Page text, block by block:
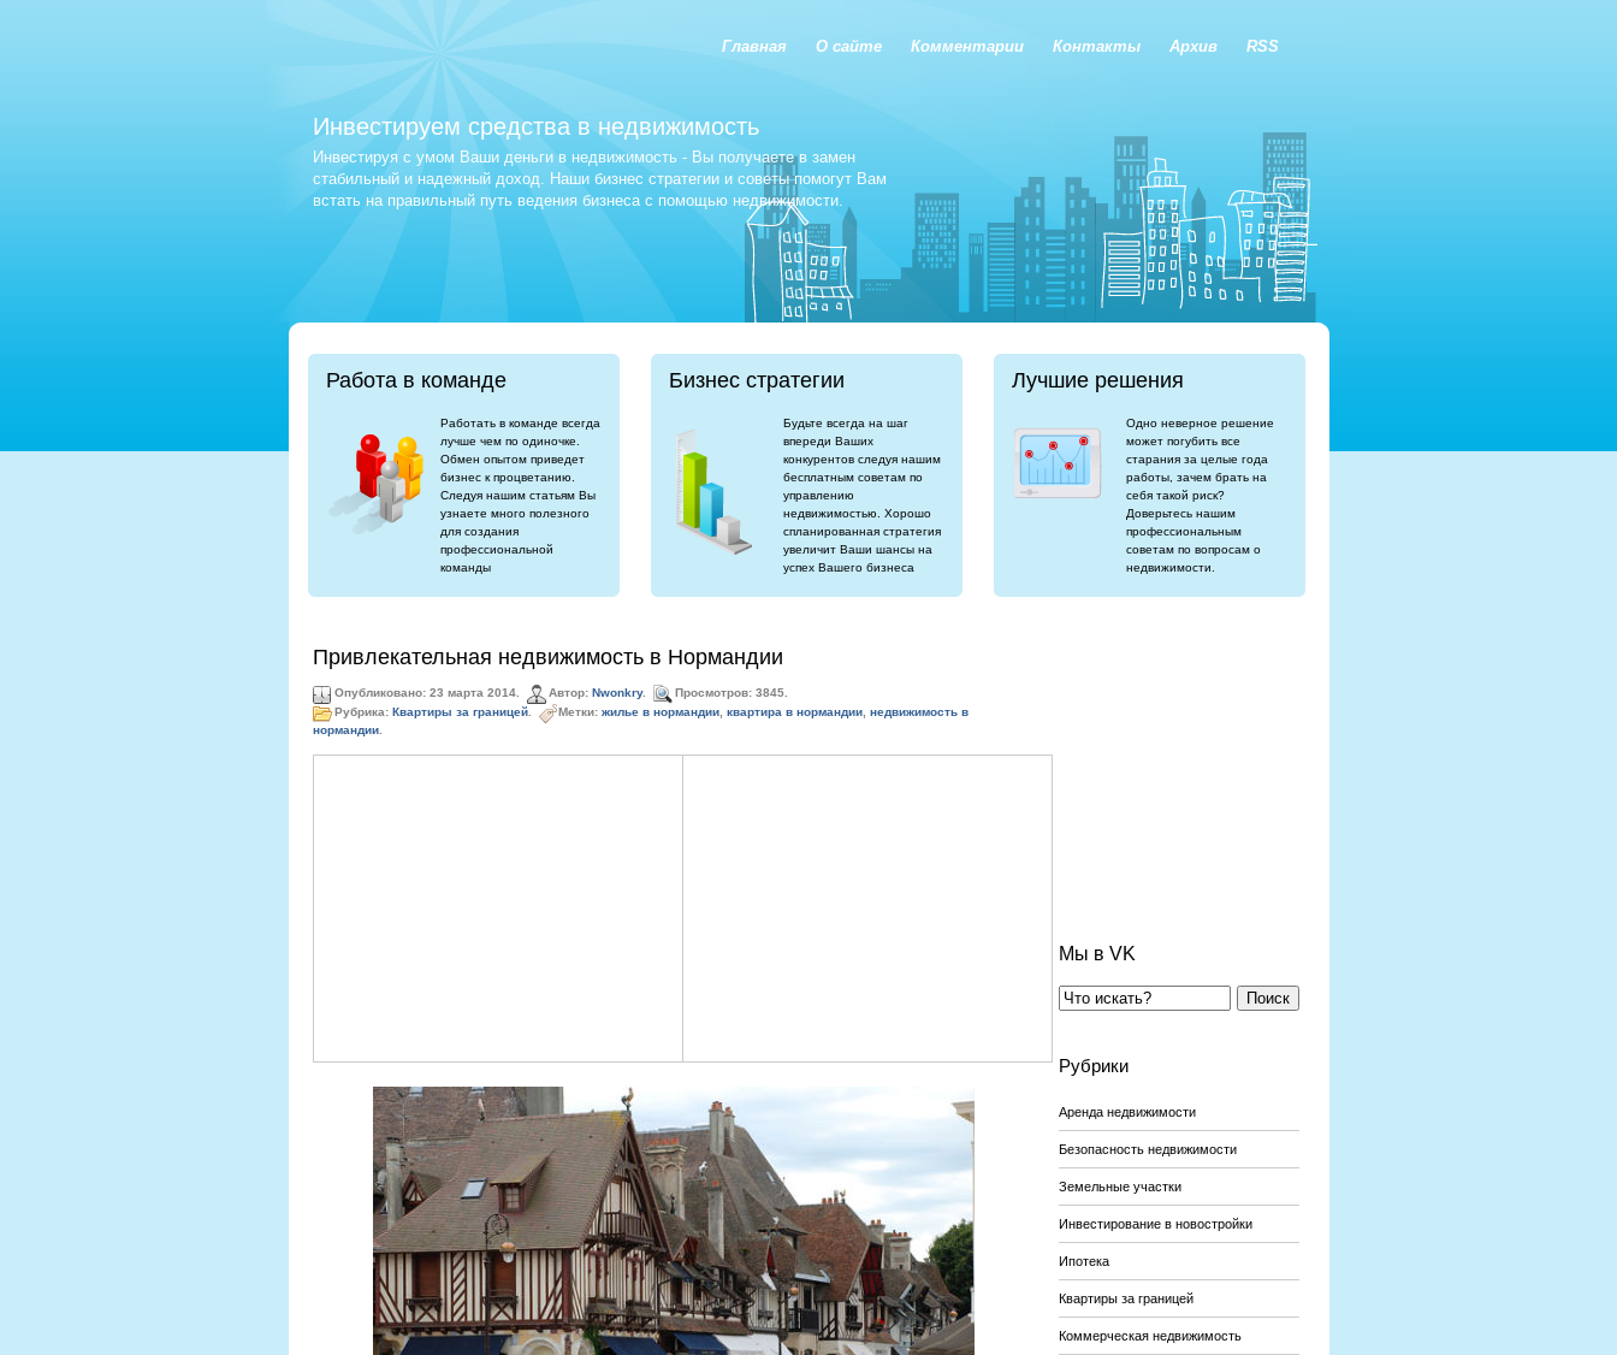
Главная О сайте Комментарии Контакты Архив RSS
Инвестируем средства в недвижимость
Инвестируя с умом Ваши деньги в недвижимость - Вы получаете в замен
стабильный и надежный доход. Наши бизнес стратегии и советы помогут Вам
встать на правильный путь ведения бизнеса с помощью недвижимости.
Работа в команде
Работать в команде всегда
лучше чем по одиночке.
Обмен опытом приведет
бизнес к процветанию.
Следуя нашим статьям Вы
узнаете много полезного
для создания
профессиональной
команды
Бизнес стратегии
Будьте всегда на шаг
впереди Ваших
конкурентов следуя нашим
бесплатным советам по
управлению
недвижимостью. Хорошо
спланированная стратегия
увеличит Ваши шансы на
успех Вашего бизнеса
Лучшие решения
Одно неверное решение
может погубить все
старания за целые года
работы, зачем брать на
себя такой риск?
Доверьтесь нашим
профессиональным
советам по вопросам о
недвижимости.
Привлекательная недвижимость в Нормандии
Опубликовано: 23 марта 2014. Автор: Nwonkry.
Просмотров: 3845.
Рубрика: Квартиры за границей. Метки: жилье в нормандии, квартира в нормандии, недвижимость в
нормандии.
Мы в VK
Поиск
Рубрики
Аренда недвижимости
Безопасность недвижимости
Земельные участки
Инвестирование в новостройки
Ипотека
Квартиры за границей
Коммерческая недвижимость